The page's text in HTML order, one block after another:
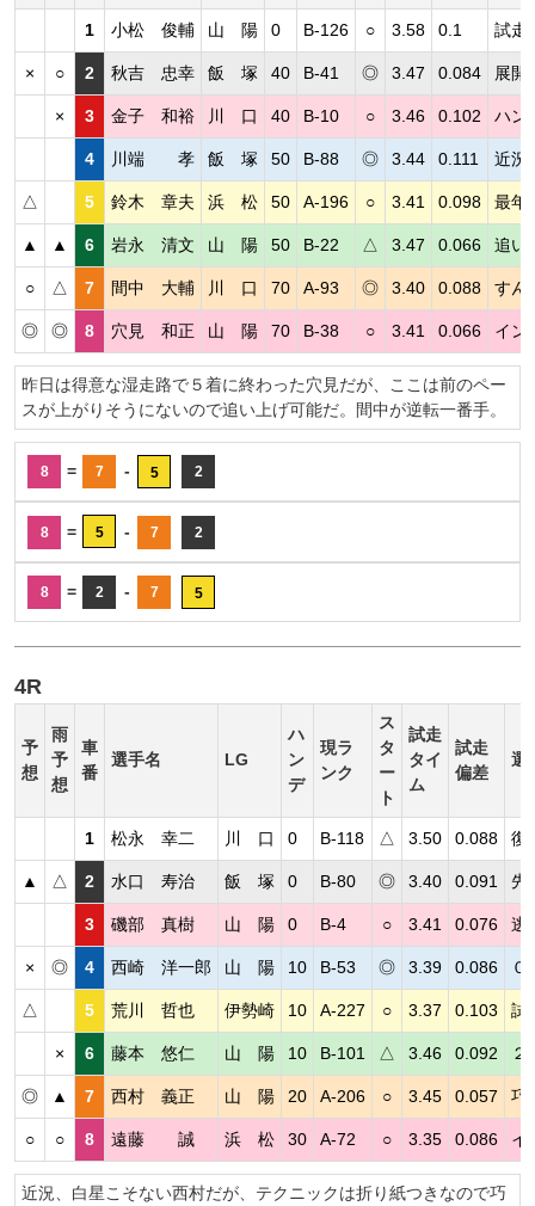
1 小松 俊輔 山 陽 0 B-126 ○ 3.58 0.1 試走
× ○ 2 秋吉 忠幸 飯 塚 40 B-41 ◎ 3.47 0.084 展開
× 3 金子 和裕 川 口 40 B-10 ○ 3.46 0.102 ハン
4 川端 孝 飯 塚 50 B-88 ◎ 3.44 0.111 近況
△ 5 鈴木 章夫 浜 松 50 A-196 ○ 3.41 0.098 最年
▲ ▲ 6 岩永 清文 山 陽 50 B-22 △ 3.47 0.066 追い
○ △ 7 間中 大輔 川 口 70 A-93 ◎ 3.40 0.088 すん
◎ ◎ 8 穴見 和正 山 陽 70 B-38 ○ 3.41 0.066 イン
昨日は得意な湿走路で５着に終わった穴見だが、ここは前のペー
スが上がりそうにないので追い上げ可能だ。間中が逆転一番手。
8 = 7 - 5 2
8 = 5 - 7 2
8 = 2 - 7 5
4R
予
想
雨
予
想
車
番
選手名 LG
ハ
ン
デ
現ラ
ンク
ス
タ
ー
ト
試走
タイ
ム
試走
偏差
選
1 松永 幸二 川 口 0 B-118 △ 3.50 0.088 復
▲ △ 2 水口 寿治 飯 塚 0 B-80 ◎ 3.40 0.091 先
3 磯部 真樹 山 陽 0 B-4 ○ 3.41 0.076 逃
× ◎ 4 西崎 洋一郎 山 陽 10 B-53 ◎ 3.39 0.086 ０
△ 5 荒川 哲也 伊勢崎 10 A-227 ○ 3.37 0.103 試
× 6 藤本 悠仁 山 陽 10 B-101 △ 3.46 0.092 ２
◎ ▲ 7 西村 義正 山 陽 20 A-206 ○ 3.45 0.057 巧
○ ○ 8 遠藤 誠 浜 松 30 A-72 ○ 3.35 0.086 イ
近況、白星こそない西村だが、テクニックは折り紙つきなので巧